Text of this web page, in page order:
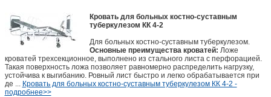
Кровать для больных костно-суставным
туберкулезом КК 4-2
Для больных костно-суставным туберкулезом.
Основные преимущества кроватей: Ложе
кроватей трехсекционное, выполнено из стального листа с перфорацией.
Такая поверхность ложа позволяет равномерно распределить нагрузку,
устойчива к выгибанию. Ровный лист быстро и легко обрабатывается при
де ... Кровать для больных костно-суставным туберкулезом КК 4-2 -
подробнее>>